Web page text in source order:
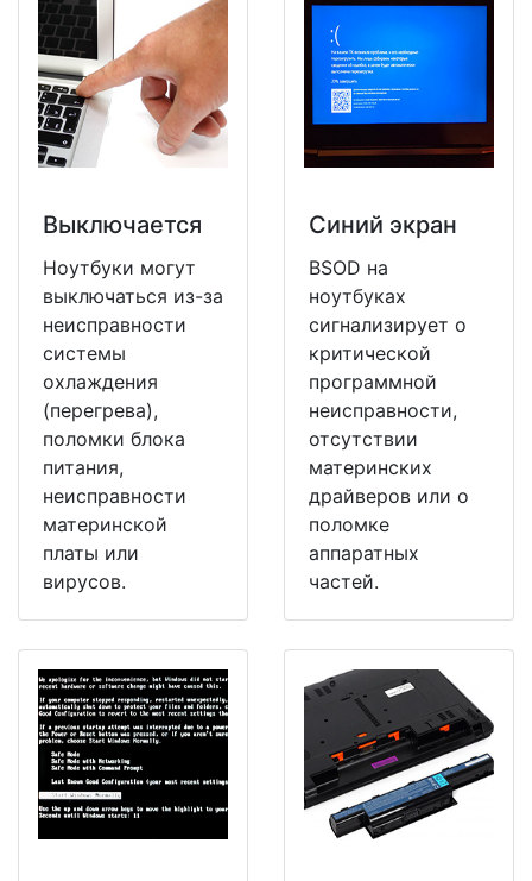
Выключается
Ноутбуки могут
выключаться из-за
неисправности
системы
охлаждения
(перегрева),
поломки блока
питания,
неисправности
материнской
платы или
вирусов.
Синий экран
BSOD на
ноутбуках
сигнализирует о
критической
программной
неисправности,
отсутствии
материнских
драйверов или о
поломке
аппаратных
частей.